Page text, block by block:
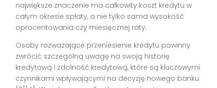
największe znaczenie ma całkowity koszt kredytu w
całym okresie spłaty, a nie tylko sama wysokość
oprocentowania czy miesięcznej raty.
Osoby rozważające przeniesienie kredytu powinny
zwrócić szczególną uwagę na swoją historię
kredytową i zdolność kredytową, które są kluczowymi
czynnikami wpływającymi na decyzję nowego banku